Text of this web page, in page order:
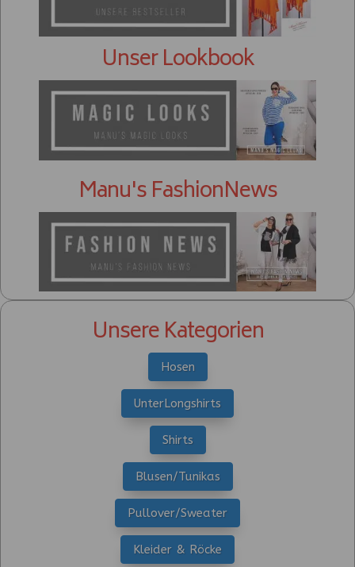
Unser Lookbook
Manu's FashionNews
Unsere Kategorien
Hosen
UnterLongshirts
Shirts
Blusen/Tunikas
Pullover/Sweater
Kleider & Röcke